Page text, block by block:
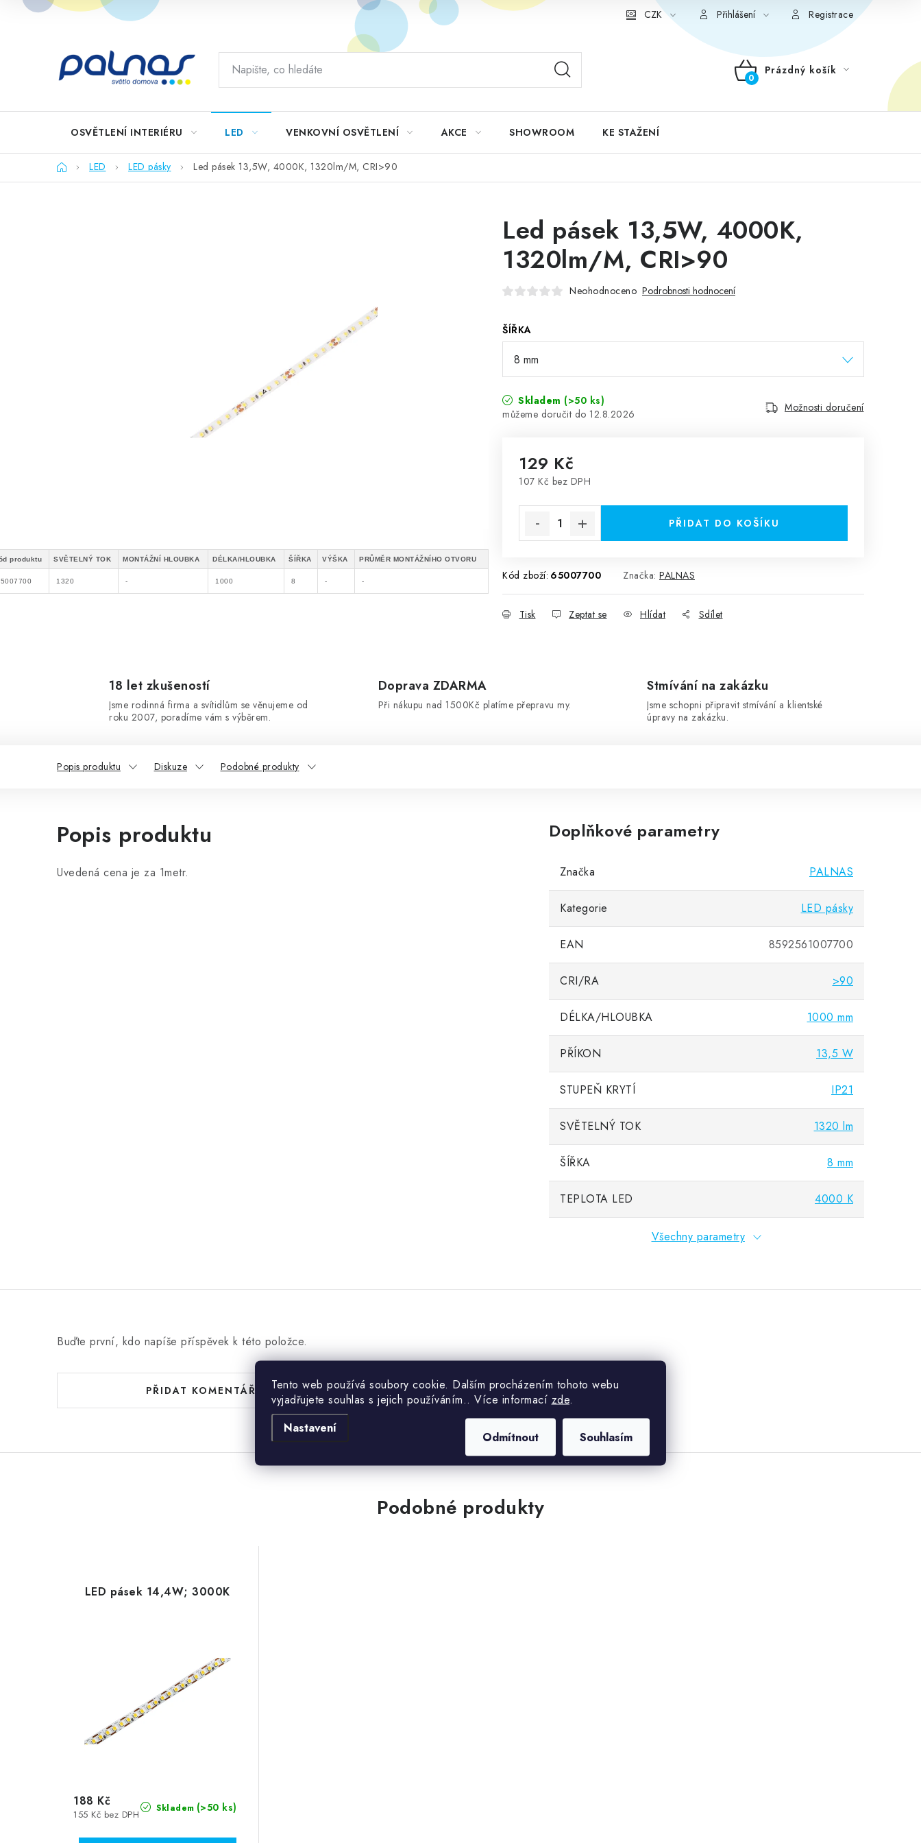
Tento web používá soubory cookie. Dalším procházením tohoto webu
vyjadřujete souhlas s jejich používáním.. Více informací zde.
Nastavení
Odmítnout Souhlasím
Přejít
CZK Přihlášení Registrace
NÁKUPNÍ
Prázdný košík
OSVĚTLENÍ INTERIÉRU LED VENKOVNÍ OSVĚTLENÍ AKCE SHOWROOM KE STAŽENÍ
DomůLED LED pásky Led pásek 13,5W, 4000K, 1320lm/M, CRI>90
Led pásek 13,5W, 4000K,
1320lm/M, CRI>90
Neohodnoceno Podrobnosti hodnocení
ŠÍŘKA
Skladem (>50 ks)
12.8.2026
Možnosti doručení
129 Kč
107 Kč bez DPH
PŘIDAT DO KOŠÍKU
Kód zboží: 65007700 Značka: PALNAS
Tisk Zeptat se Hlídat Sdílet
produktu SVĚTELNÝ TOK MONTÁŽNÍ HLOUBKA DÉLKA/HLOUBKA ŠÍŘKA VÝŠKA PRŮMĚR MONTÁŽNÍHO OTVORU
1320 - 1000 8 - -
18 let zkušeností
Jsme rodinná firma a svítidlům se věnujeme od
roku 2007, poradíme vám s výběrem.
Doprava ZDARMA
Při nákupu nad 1500Kč platíme přepravu my.
Stmívání na zakázku
Jsme schopni připravit stmívání a klientské
úpravy na zakázku.
Popis produktu Diskuze Podobné produkty
Popis produktu
Uvedená cena je za 1metr.
Doplňkové parametry
Značka PALNAS
Kategorie LED pásky
EAN 8592561007700
CRI/RA >90
DÉLKA/HLOUBKA 1000 mm
PŘÍKON 13,5 W
STUPEŇ KRYTÍ IP21
SVĚTELNÝ TOK 1320 lm
ŠÍŘKA 8 mm
TEPLOTA LED 4000 K
Všechny parametry
Buďte první, kdo napíše příspěvek k této položce.
PŘIDAT KOMENTÁŘ
Podobné produkty
LED pásek 14,4W; 3000K
Skladem (>50 ks)
155 Kč bez DPH
188 Kč